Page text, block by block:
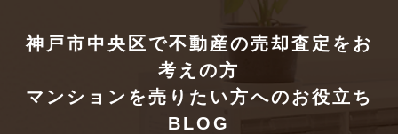
神戸市中央区で不動産の売却査定をお
考えの方
マンションを売りたい方へのお役立ち
BLOG